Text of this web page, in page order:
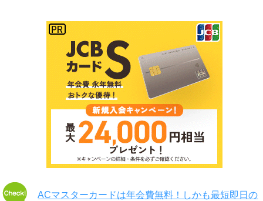
ACマスターカードは年会費無料！しかも最短即日の